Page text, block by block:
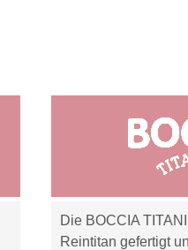
Die BOCCIA
Reintitan gefertigt